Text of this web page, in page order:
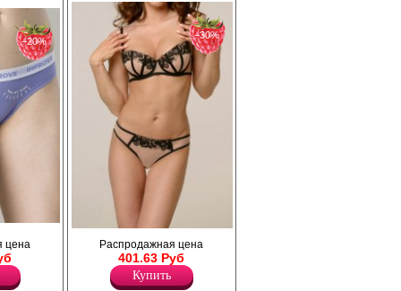
части
с
−20%
цена
Трусы танга классической посадки из
оригинальной вышивки с крупным рисунком
плотного застила, создающим эффект
аппликации и нежной эластичной сетки.
−30%
Распродажная цена
401.63 Руб
Купить